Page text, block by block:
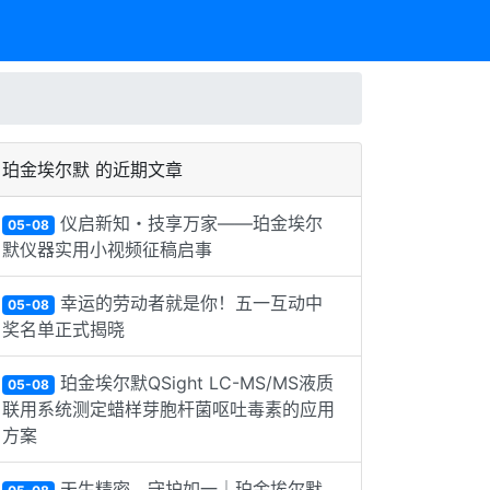
珀金埃尔默 的近期文章
05-08 仪启新知・技享万家——珀金埃尔
默仪器实用小视频征稿启事
05-08 幸运的劳动者就是你！五一互动中
奖名单正式揭晓
05-08 珀金埃尔默QSight LC-MS/MS液质
联用系统测定蜡样芽胞杆菌呕吐毒素的应用
方案